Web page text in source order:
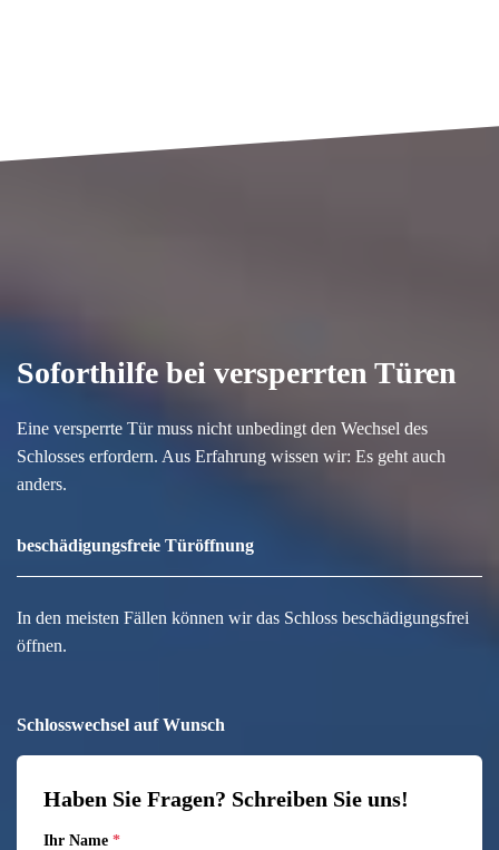
Soforthilfe bei versperrten Türen
Eine versperrte Tür muss nicht unbedingt den Wechsel des
Schlosses erfordern. Aus Erfahrung wissen wir: Es geht auch
anders.
beschädigungsfreie Türöffnung
In den meisten Fällen können wir das Schloss beschädigungsfrei
öffnen.
Schlosswechsel auf Wunsch
Haben Sie Fragen? Schreiben Sie uns!
Ihr Name